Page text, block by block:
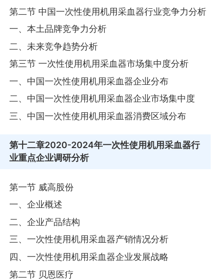
第二节 中国一次性使用机用采血器行业竞争力分析
一、本土品牌竞争力分析
二、未来竞争趋势分析
第三节 一次性使用机用采血器市场集中度分析
一、中国一次性使用机用采血器企业分布
二、中国一次性使用机用采血器企业市场集中度
三、中国一次性使用机用采血器消费区域分布
第十二章2020-2024年一次性使用机用采血器行
业重点企业调研分析
第一节 威高股份
一、企业概述
二、企业产品结构
三、一次性使用机用采血器产销情况分析
四、一次性使用机用采血器企业发展战略
第二节 贝恩医疗